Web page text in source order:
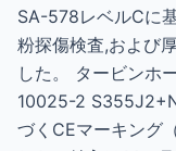
SA-578レベルCに
粉探傷検査,および
した。 タービンホ
10025-2
づくCEマーキング